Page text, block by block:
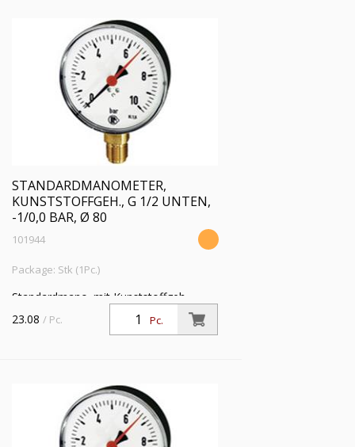
STANDARDMANOMETER,
KUNSTSTOFFGEH., G 1/2 UNTEN,
-1/0,0 BAR, Ø 80
101944
Package: Stk (1Pc.)
Standardmano. mit Kunststoffgeh.,
Einfachskala in bar, Anschluss radial
unten, G 1/2, Güteklasse 1,6, Messber.
Pc.
23.08 / Pc.